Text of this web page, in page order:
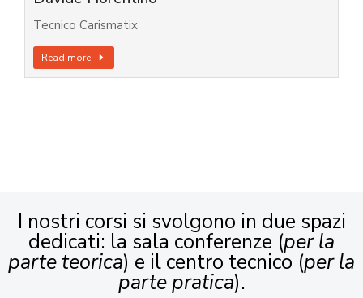
Tecnico Carismatix
Read more
I nostri corsi si svolgono in due spazi
dedicati: la sala conferenze (per la
parte teorica) e il centro tecnico (per la
parte pratica).